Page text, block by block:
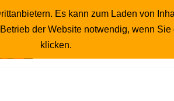
Startseite
Es kann zum Laden von
der Website notwendig, wenn
klicken.